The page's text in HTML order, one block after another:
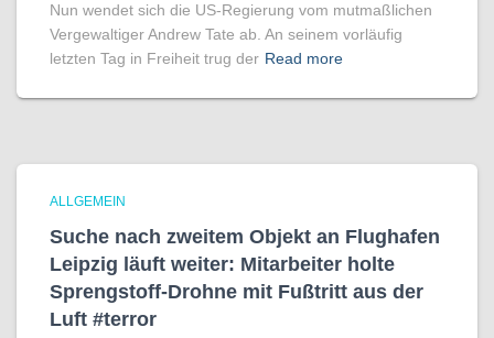
Nun wendet sich die US-Regierung vom mutmaßlichen
Vergewaltiger Andrew Tate ab. An seinem vorläufig
letzten Tag in Freiheit trug der Read more
ALLGEMEIN
Suche nach zweitem Objekt an Flughafen
Leipzig läuft weiter: Mitarbeiter holte
Sprengstoff-Drohne mit Fußtritt aus der
Luft #terror